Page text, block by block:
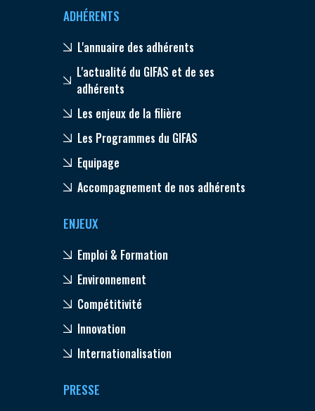
ADHÉRENTS
L'annuaire des adhérents
L'actualité du GIFAS et de ses
adhérents
Les enjeux de la filière
Les Programmes du GIFAS
Equipage
Accompagnement de nos adhérents
ENJEUX
Emploi & Formation
Environnement
Compétitivité
Innovation
Internationalisation
PRESSE